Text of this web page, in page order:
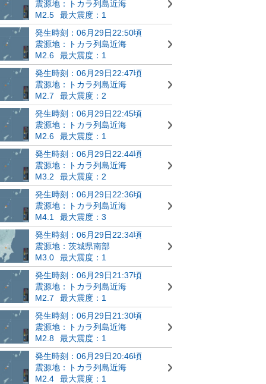
震源地：トカラ列島近海
M2.5
最大震度：1
発生時刻：06月29日22:50頃
震源地：トカラ列島近海
M2.6
最大震度：1
発生時刻：06月29日22:47頃
震源地：トカラ列島近海
M2.7
最大震度：2
発生時刻：06月29日22:45頃
震源地：トカラ列島近海
M2.6
最大震度：1
発生時刻：06月29日22:44頃
震源地：トカラ列島近海
M3.2
最大震度：2
発生時刻：06月29日22:36頃
震源地：トカラ列島近海
M4.1
最大震度：3
発生時刻：06月29日22:34頃
震源地：茨城県南部
M3.0
最大震度：1
発生時刻：06月29日21:37頃
震源地：トカラ列島近海
M2.7
最大震度：1
発生時刻：06月29日21:30頃
震源地：トカラ列島近海
M2.8
最大震度：1
発生時刻：06月29日20:46頃
震源地：トカラ列島近海
M2.4
最大震度：1